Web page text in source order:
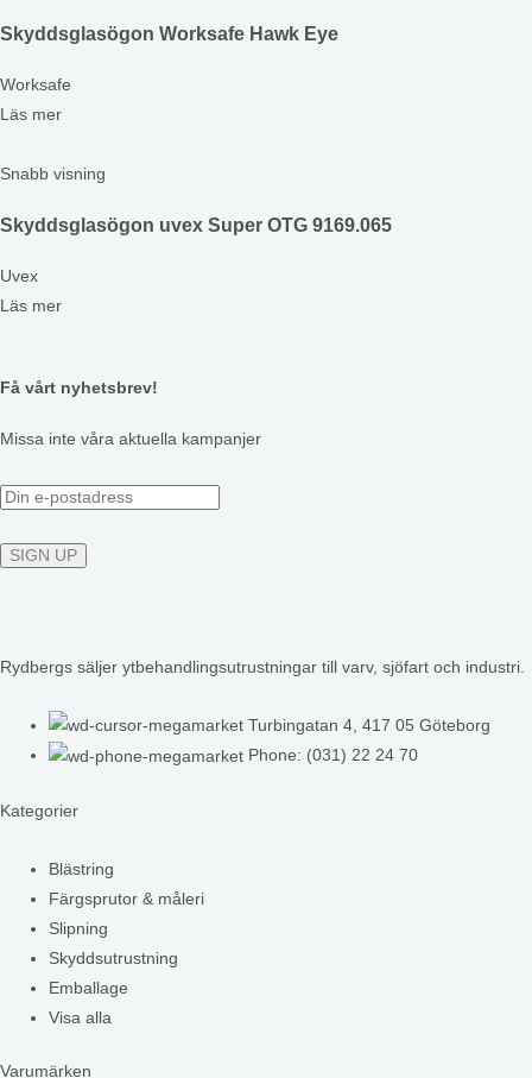
Skyddsglasögon Worksafe Hawk Eye
Worksafe
Läs mer
Snabb visning
Skyddsglasögon uvex Super OTG 9169.065
Uvex
Läs mer
Få vårt nyhetsbrev!
Missa inte våra aktuella kampanjer
Rydbergs säljer ytbehandlingsutrustningar till varv, sjöfart och industri.
Turbingatan 4, 417 05 Göteborg
Phone: (031) 22 24 70
Kategorier
Blästring
Färgsprutor & måleri
Slipning
Skyddsutrustning
Emballage
Visa alla
Varumärken